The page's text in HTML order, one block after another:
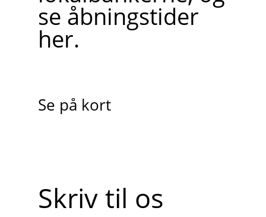
se åbningstider
her.
Se på kort
Skriv til os